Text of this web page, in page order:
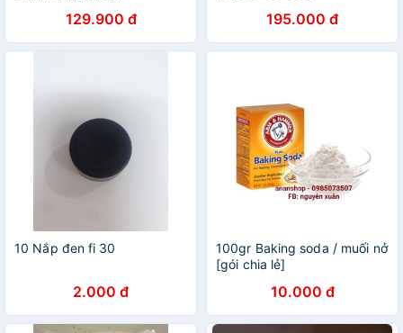
129.900 đ 195.000 đ
10 Nắp đen fi 30
2.000 đ
100gr Baking soda / muối nở
[gói chia lẻ]
10.000 đ